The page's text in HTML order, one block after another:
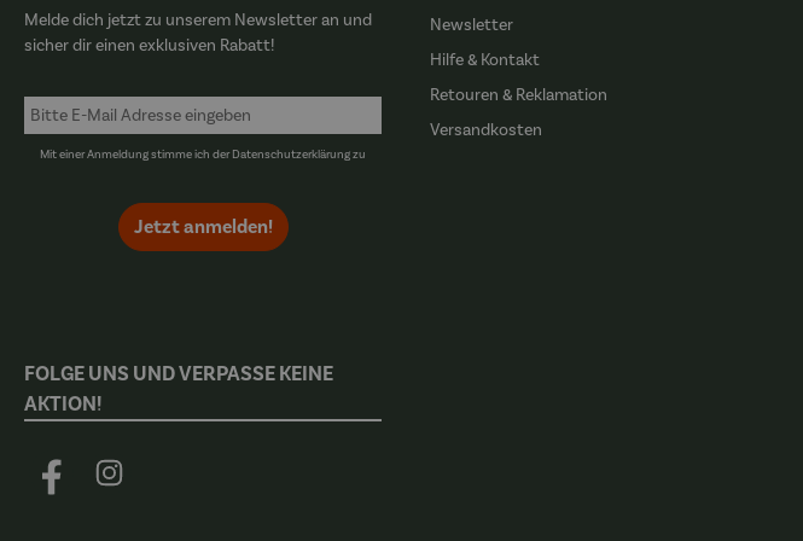
Melde dich jetzt zu unserem Newsletter an und
sicher dir einen exklusiven Rabatt!
Mit einer Anmeldung stimme ich derDatenschutzerklärungzu
Jetzt anmelden!
Newsletter
Hilfe & Kontakt
Retouren & Reklamation
Versandkosten
FOLGE UNS UND VERPASSE KEINE
AKTION!
Facebook Instagram